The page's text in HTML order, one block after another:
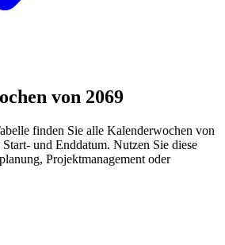
von 2069
finden Sie alle Kalenderwochen von
und Enddatum. Nutzen Sie diese
Projektmanagement oder